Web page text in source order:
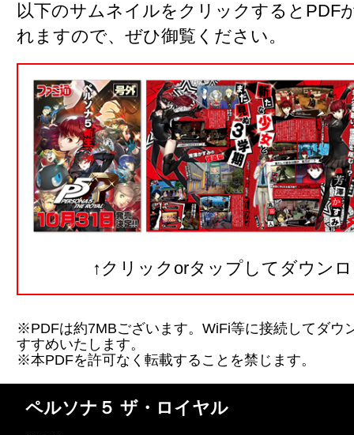
以下のサムネイルをクリックするとPDF
れますので、ぜひ御覧ください。
↑クリックorタップしてダウン
※PDFは約7MBございます。WiFi等に接続してダウ
すすめいたします。
※本PDFを許可なく転載することを禁じます。
ペルソナ５ ザ・ロイヤル